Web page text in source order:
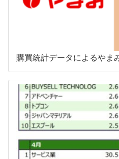
購買統計データによるやま